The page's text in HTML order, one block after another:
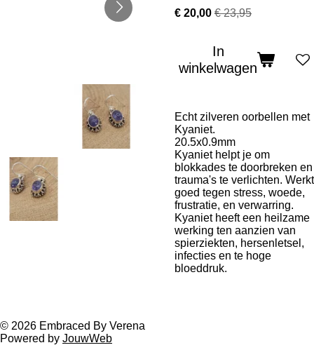
€ 20,00 € 23,95
In
winkelwagen
Echt zilveren oorbellen met
Kyaniet.
20.5x0.9mm
Kyaniet helpt je om
blokkades te doorbreken en
trauma's te verlichten. Werkt
goed tegen stress, woede,
frustratie, en verwarring.
Kyaniet heeft een heilzame
werking ten aanzien van
spierziekten, hersenletsel,
infecties en te hoge
bloeddruk.
© 2026 Embraced By Verena
Powered by JouwWeb